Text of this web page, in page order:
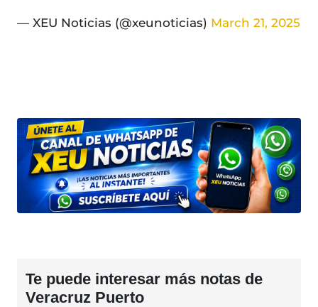
— XEU Noticias (@xeunoticias) March 21, 2025
Te puede interesar más notas de
Veracruz Puerto